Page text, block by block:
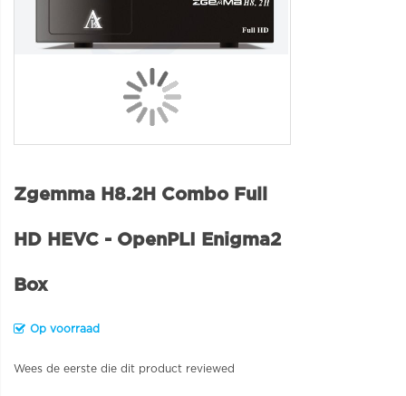
Zgemma H8.2H Combo Full
HD HEVC - OpenPLI Enigma2
Box
Op voorraad
Wees de eerste die dit product reviewed